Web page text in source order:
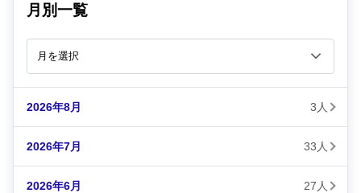
月別一覧
2026年8月 3人
2026年7月 33人
2026年6月 27人